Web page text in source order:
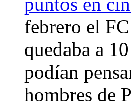
febrero el
quedaba a
podían
hombres de